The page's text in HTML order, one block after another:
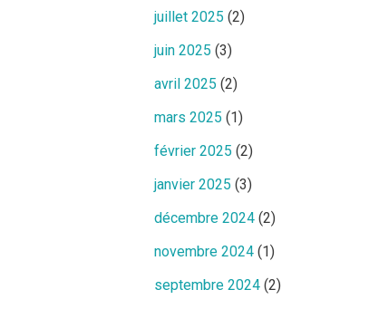
juillet 2025 (2)
juin 2025 (3)
avril 2025 (2)
mars 2025 (1)
février 2025 (2)
janvier 2025 (3)
décembre 2024 (2)
novembre 2024 (1)
septembre 2024 (2)